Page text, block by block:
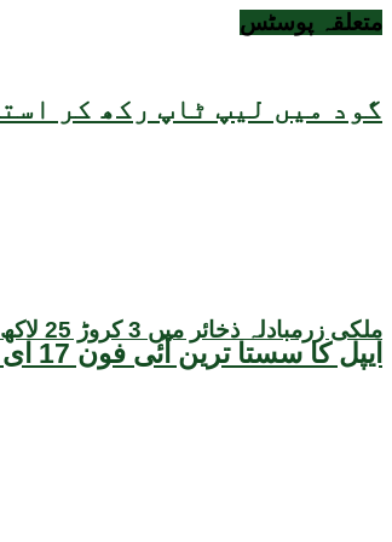
گود میں لیپ ٹاپ رکھ کر
ایپل کا سستا ترین آئی فون 17 ای فروری 2026 میں متعارف ہونے کا امکان، قیمت بھی سامنے آگئی
متعلقہ پوسٹس
ملکی زرمبادلہ ذخائر میں 3 کروڑ 25 لاکھ ڈالر کا اضافہ، مجموعی حجم 22 ارب 47 کروڑ ڈالر تک پہنچ گیا